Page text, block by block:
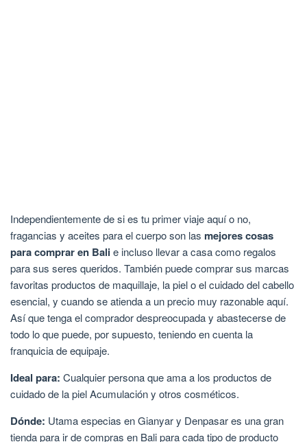
Independientemente de si es tu primer viaje aquí o no,
fragancias y aceites para el cuerpo son las mejores cosas
para comprar en Balie incluso llevar a casa como regalos
para sus seres queridos. También puede comprar sus marcas
favoritas productos de maquillaje, la piel o el cuidado del cabello
esencial, y cuando se atienda a un precio muy razonable aquí.
Así que tenga el comprador despreocupada y abastecerse de
todo lo que puede, por supuesto, teniendo en cuenta la
franquicia de equipaje.
Ideal para: Cualquier persona que ama a los productos de
cuidado de la piel Acumulación y otros cosméticos.
Dónde: Utama especias en Gianyar y Denpasar es una gran
tienda para ir de compras en Bali para cada tipo de producto